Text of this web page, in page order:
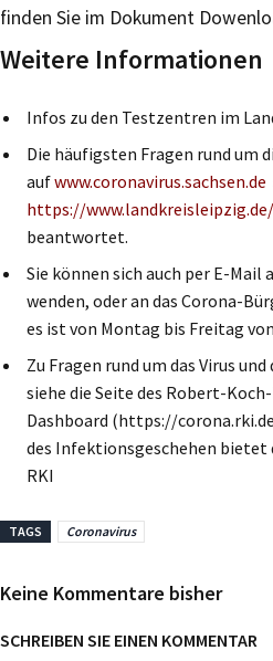
finden Sie im Dokument
Weitere Informationen
Infos zu den Testzentren im
Die häufigsten Fragen rund um
aufwww.coronavirus.sachsen.de
https://
beantwortet.
Sie können sich auch per E-Mail
wenden, oder an das Corona-
es ist von Montag bis Freitag
Zu Fragen rund um das Virus
siehe die Seite des Robert-
Dashboard (https://
des Infektionsgeschehen bietet
RKI
TAGS Coronavirus
Keine Kommentare bisher
SCHREIBEN SIE EINEN KOMMENTAR